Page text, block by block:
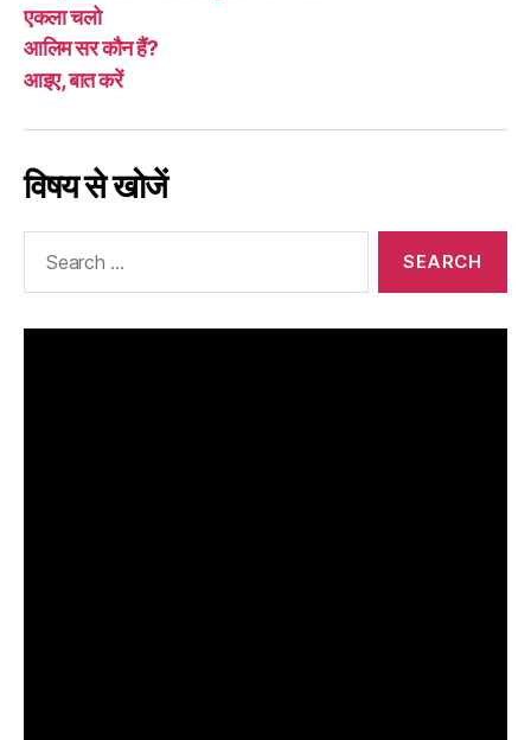
एकला चलो
आलिम सर कौन हैं?
आइए, बात करें
विषय से खोजें